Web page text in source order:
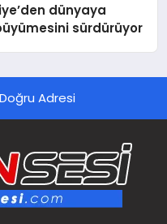
dünyaya
sürdürüyor
Adresi